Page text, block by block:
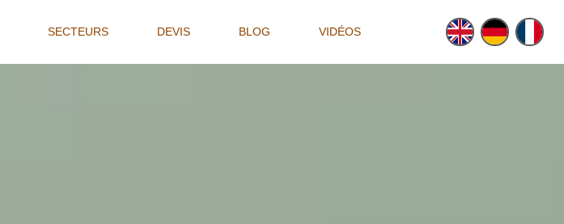
SECTEURS DEVIS BLOG VIDÉOS